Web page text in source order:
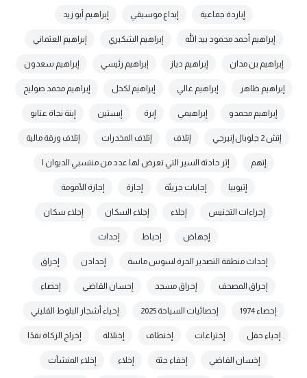
إباردة جماعية إبداع موسيقي إبراهيم أبو زيد
إبراهيم أحمد محمود بيد الله إبراهيم الشكيري إبراهيم العثماني
إبراهيم بن مدان إبراهيم دياز إبراهيم رئيسي إبراهيم سعدون
إبراهيم ظاهر إبراهيم غالي إبراهيم لكحل إبراهيم محمد صوليح
إبراهيم محمدو إبراهيمي إبرة إبستين إبنة نجاة عتابو
إتش 2 جلوبال إنيرجي إتلاف إتلاف المخدرات إتلاف ورقة مالية
إتهم إثر حادثة السير التي تعرض لها عدد من منتسبي الديوان ا
إثيوبيا إجابات جريئة إجازة إجازة الأمومة
إجراءات التجنيس إجلاء إجلاء السكان إجلاء سكان
إجهاض إحباط إحداث
إحداث منطقة التصدير الحرة لسوس ماسة إحدادن إحراق
إحراق المصحف إحراق مسجد إحسان القاضي إحصاء
إحصاء 1974 إحصائيات السياحة 2025 إحياء أشجار البلوط الفليني
إحياء حفل إختراعات إختطاف إختلالة إخراج الزكاة نقدًا
إخسان القاضي إخفاء جثة إخلاء إخلاء المنشآت